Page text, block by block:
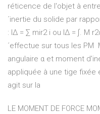
réticence de l'objet à
´inertie du solide par
: I∆ = ∑ mir2 i ou I∆ = ∫. M
´effectue sur tous les PM
angulaire α et moment
appliquée à une tige fixée
agit sur la
LE MOMENT DE FORCE